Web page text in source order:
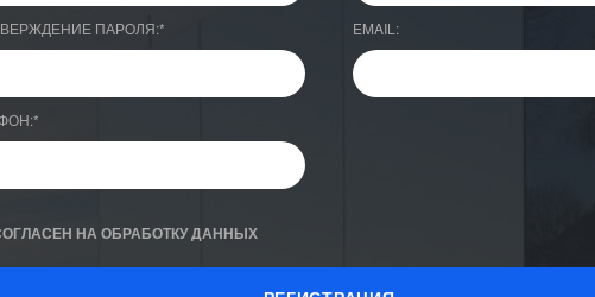
ПАРОЛЯ:* EMAIL:
*
НА ОБРАБОТКУ ДАННЫХ